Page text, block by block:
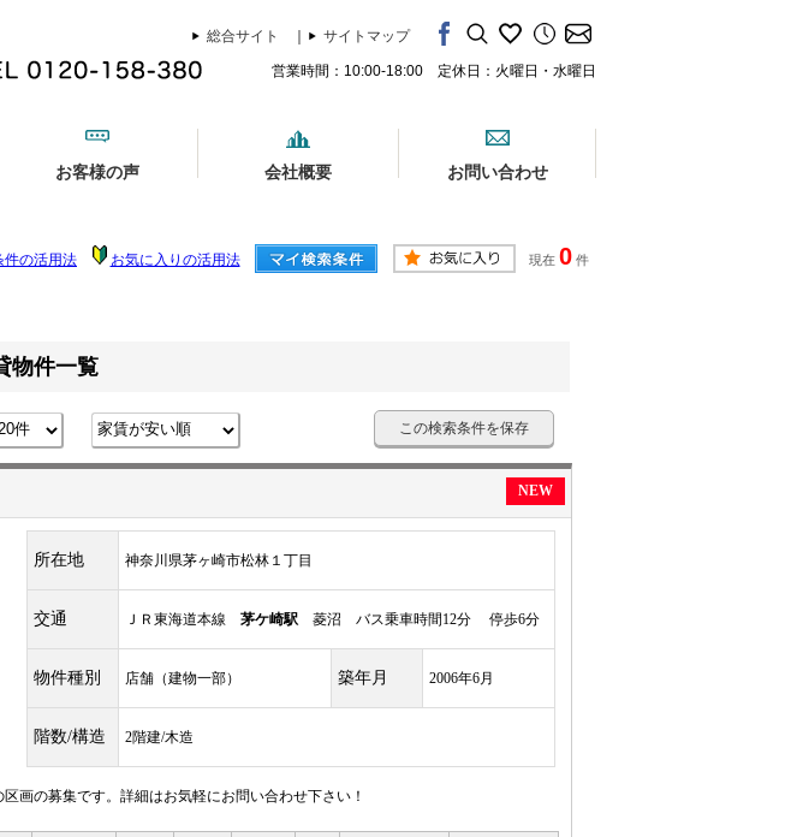
総合サイト
サイトマップ
営業時間：10:00-18:00 定休日：火曜日・水曜日
お客様の声 会社概要 お問い合わせ
件の活用法 お気に入りの活用法 現在 0 件
物件一覧
この検索条件を保存
NEW
所在地 神奈川県茅ヶ崎市松林１丁目
交通 ＪＲ東海道本線 茅ケ崎駅 菱沼 バス乗車時間12分 停歩6分
物件種別 店舗（建物一部） 築年月 2006年6月
階数/構造 2階建/木造
画の募集です。詳細はお気軽にお問い合わせ下さい！